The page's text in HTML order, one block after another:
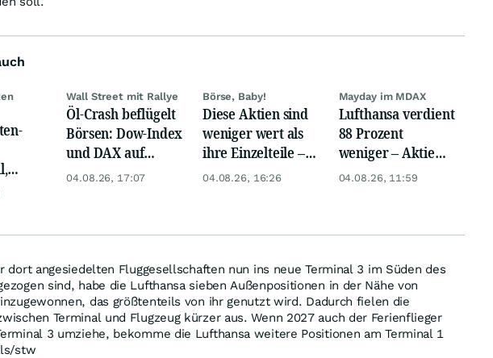
Wall Street mit Rallye
Öl-Crash beflügelt
Börsen: Dow-Index
und DAX auf
Rekord, Gold zieht
04.08.26, 17:07
Börse, Baby!
Diese Aktien sind
weniger wert als
ihre Einzelteile –
Chance oder Falle?
04.08.26, 16:26
Mayday im MDAX
Lufthansa verdient
88 Prozent
weniger – Aktie
crasht zweistellig
04.08.26, 11:59
dort angesiedelten Fluggesellschaften nun ins neue Terminal 3 im Süden des
sind, habe die Lufthansa sieben Außenpositionen in der Nähe von
das größtenteils von ihr genutzt wird. Dadurch fielen die
Terminal und Flugzeug kürzer aus. Wenn 2027 auch der Ferienflieger
3 umziehe, bekomme die Lufthansa weitere Positionen am Terminal 1
stw